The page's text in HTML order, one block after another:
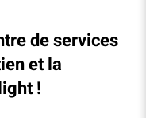
de services
et la
!